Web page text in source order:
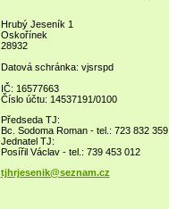
Hrubý Jeseník 1
Oskořínek
28932
Datová schránka: vjsrspd
IČ: 16577663
Číslo účtu: 14537191/0100
Předseda TJ:
Bc. Sodoma Roman - tel.: 723 832 359
Jednatel TJ:
Posířil Václav - tel.: 739 453 012
tjhrjesenik@seznam.cz